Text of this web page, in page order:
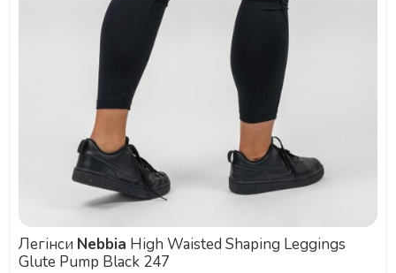
Легінси Nebbia High Waisted Shaping Leggings
Glute Pump Black 247